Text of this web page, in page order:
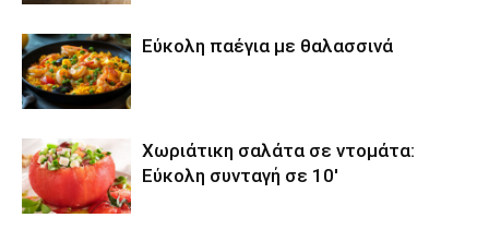
Εύκολη παέγια με θαλασσινά
Χωριάτικη σαλάτα σε ντομάτα:
Εύκολη συνταγή σε 10′